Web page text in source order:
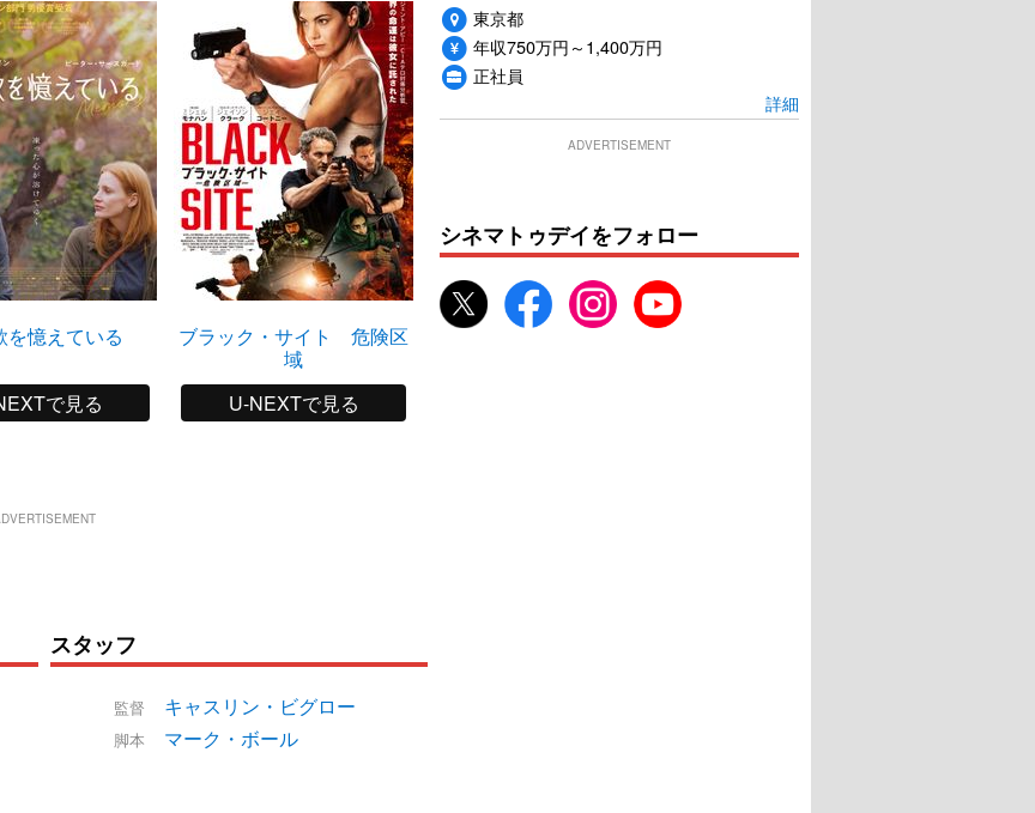
を憶えている
で見る
ブラック・サイト 危険区
域
U-NEXTで見る
ソングバード
スタッフ
監督 キャスリン・ビグロー
脚本 マーク・ボール
東京都
年収750万円～1,400万円
正社員
詳細
ADVERTISEMENT
シネマトゥデイをフォロー